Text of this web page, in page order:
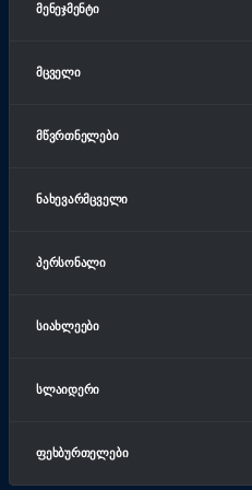
ᲛᲔᲜᲔᲯᲛᲔᲜᲢᲘ
ᲛᲪᲕᲔᲚᲘ
ᲛᲬᲕᲠᲗᲜᲔᲚᲔᲑᲘ
ᲜᲐᲮᲔᲕᲐᲠᲛᲪᲕᲔᲚᲘ
ᲞᲔᲠᲡᲝᲜᲐᲚᲘ
ᲡᲘᲐᲮᲚᲔᲔᲑᲘ
ᲡᲚᲐᲘᲓᲔᲠᲘ
ᲤᲔᲮᲑᲣᲠᲗᲔᲚᲔᲑᲘ